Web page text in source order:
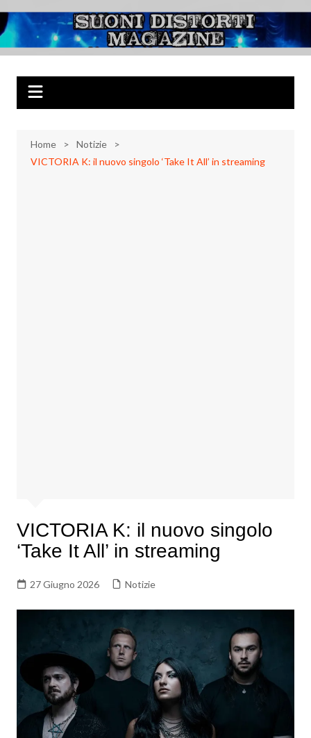
al
contenuto
Suoni Distorti
Magazine
Musica Rock, Metal, Punk e varie sonorità alternative
Home
Notizie
VICTORIA K: il nuovo singolo ‘Take It All’ in streaming
VICTORIA K: il nuovo singolo
‘Take It All’ in streaming
27 Giugno 2026 Notizie